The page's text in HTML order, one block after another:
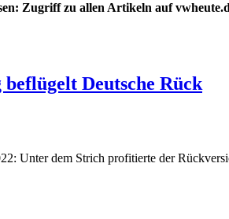
Zugriff zu allen Artikeln auf
beflügelt Deutsche Rück
Unter dem Strich profitierte der